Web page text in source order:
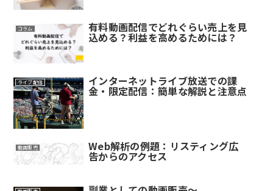
コラム 有料動画配信でどれぐらい売上を見
込める？利益を高めるためには？
ライブ配信 インターネットライブ放送での課
金・限定配信：簡単な解説と注意点
動画販売 Web解析の例題：リスティング広
告からのアクセス